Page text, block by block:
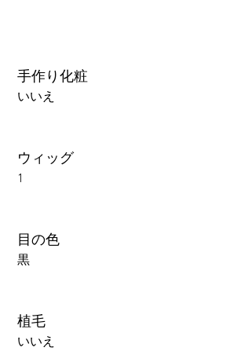
手作り化粧
いいえ
ウィッグ
1
目の色
黒
植毛
いいえ